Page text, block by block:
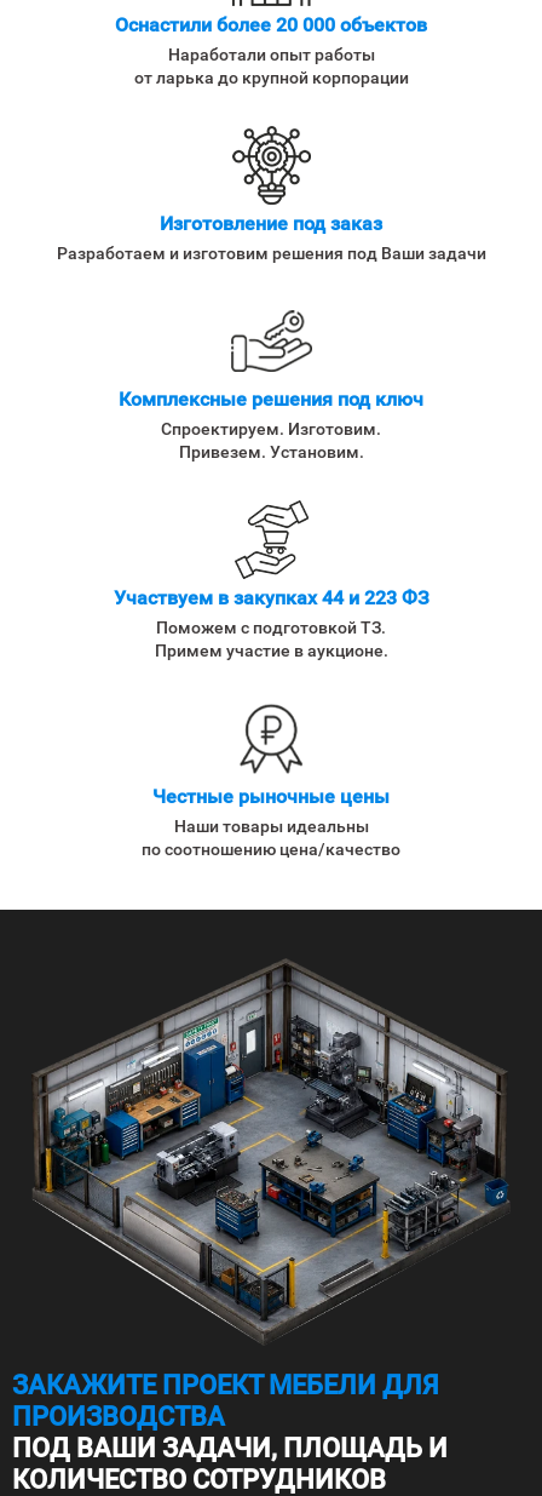
Оснастили более 20 000 объектов
Наработали опыт работы
от ларька до крупной корпорации
Изготовление под заказ
Разработаем и изготовим решения под Ваши задачи
Комплексные решения под ключ
Спроектируем. Изготовим.
Привезем. Установим.
Участвуем в закупках 44 и 223 ФЗ
Поможем с подготовкой ТЗ.
Примем участие в аукционе.
Честные рыночные цены
Наши товары идеальны
по соотношению цена/качество
ЗАКАЖИТЕ ПРОЕКТ МЕБЕЛИ ДЛЯ
ПРОИЗВОДСТВА
ПОД ВАШИ ЗАДАЧИ, ПЛОЩАДЬ И
КОЛИЧЕСТВО СОТРУДНИКОВ